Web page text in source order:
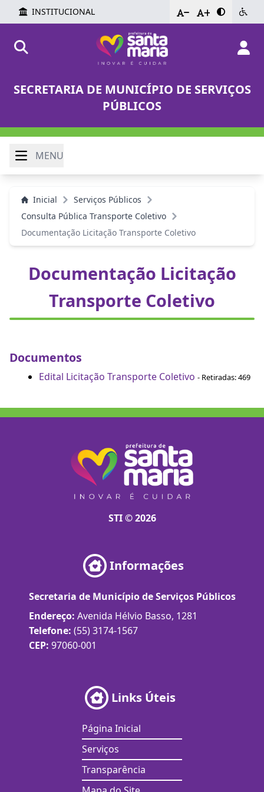
INSTITUCIONAL - +
SECRETARIA DE MUNICÍPIO DE SERVIÇOS
PÚBLICOS
MENU
Inicial
Serviços Públicos
Consulta Pública Transporte Coletivo
Documentação Licitação Transporte Coletivo
Documentação Licitação
Transporte Coletivo
Documentos
Edital Licitação Transporte Coletivo - Retiradas: 469
STI © 2026
Informações
Secretaria de Município de Serviços Públicos
Endereço: Avenida Hélvio Basso, 1281
Telefone: (55) 3174-1567
CEP: 97060-001
Links Úteis
Página Inicial
Serviços
Transparência